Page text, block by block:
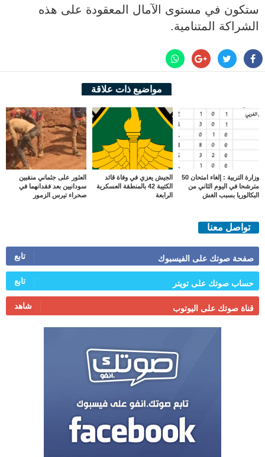
ستكون في مستوى الآمال المعقودة على هذه
الشراكة المتنامية.
مواضيع ذات علاقة
وزارة التربية : إلغاء امتحان 50
مترشحا في اليوم الثاني من
البكالوريا بسبب الغش
الجيش يعزي في وفاة قائد
الكتيبة 42 بالمنطقة العسكرية
الرابعة
العثور على جثماني منقبين
سودانيين بعد فقدانهما في
صحراء تيرس الزمور
تواصل معنا
صفحة صوتك على الفيسبوك تابع
حساب صوتك على تويتر تابع
قناة صوتك على اليوتوب شاهد